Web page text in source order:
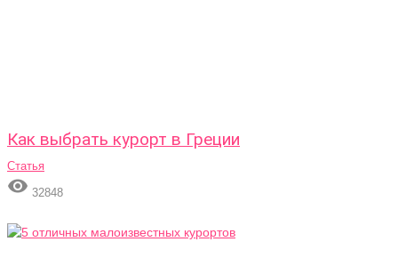
Как выбрать курорт в Греции
Статья
 32848